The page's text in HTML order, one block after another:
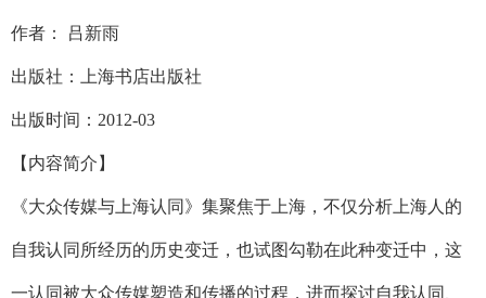
作者： 吕新雨
出版社：上海书店出版社
出版时间：2012-03
【内容简介】
《大众传媒与上海认同》集聚焦于上海，不仅分析上海人的
自我认同所经历的历史变迁，也试图勾勒在此种变迁中，这
一认同被大众传媒塑造和传播的过程，进而探讨自我认同、